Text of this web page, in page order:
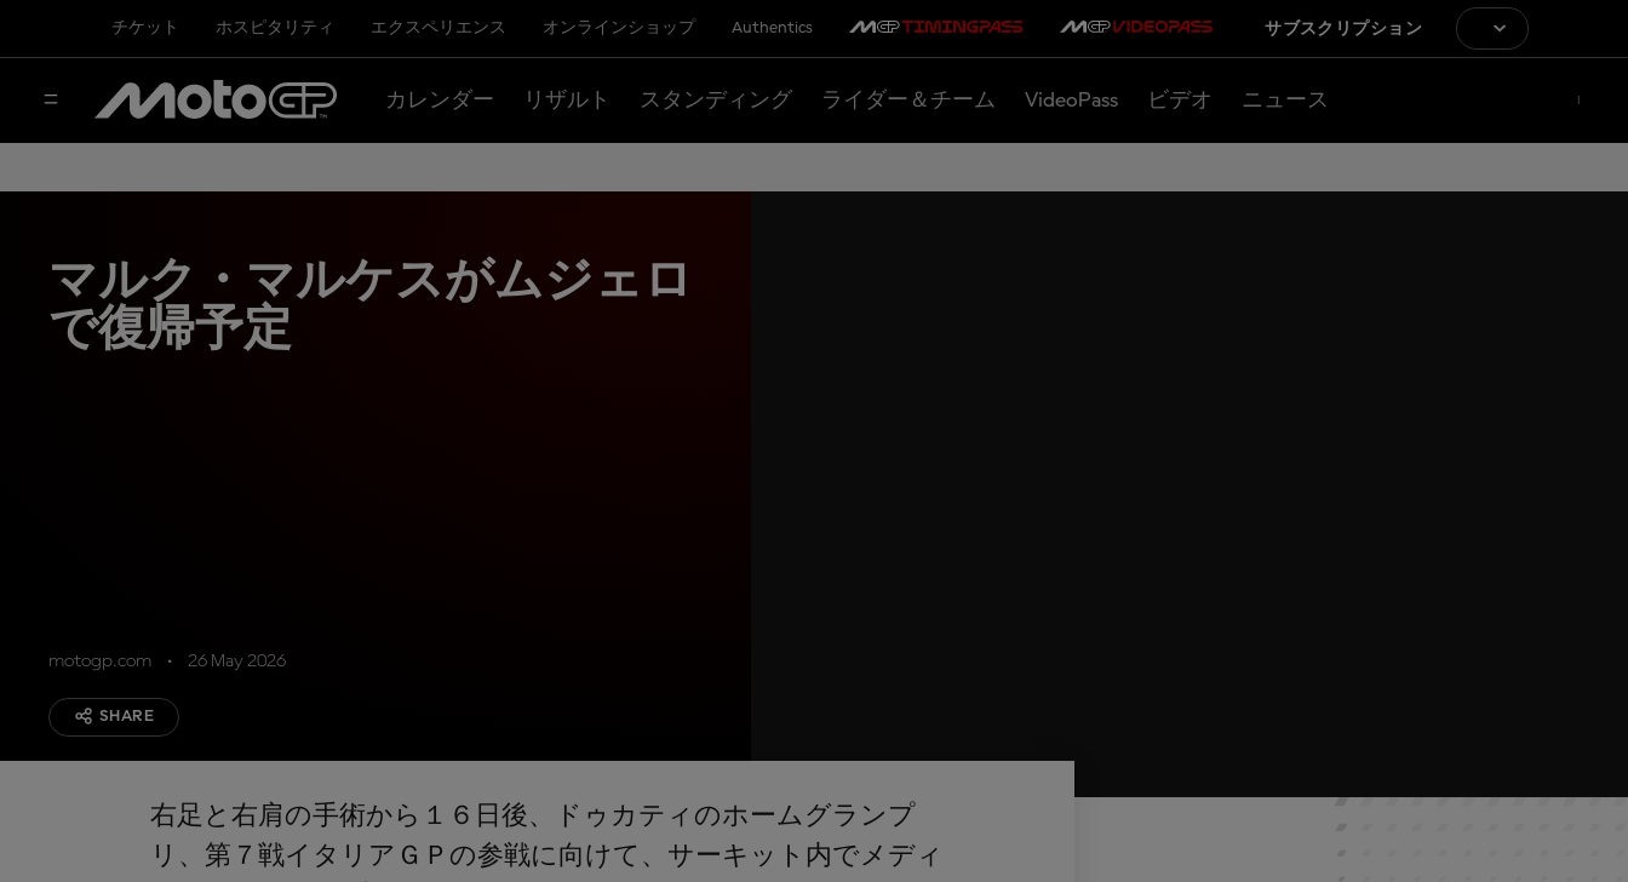
チケット ホスピタリティ エクスペリエンス オンラインショップ Authentics サブスクリプション
カレンダー リザルト スタンディング ライダー＆チーム VideoPass ビデオ ニュース
マルク・マルケスがムジェロ
で復帰予定
motogp.com 26 May 2026
SHARE
右足と右肩の手術から１６日後、ドゥカティのホームグランプ
リ、第７戦イタリアＧＰの参戦に向けて、サーキット内でメディ